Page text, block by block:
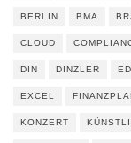
BERLIN BMA
CLOUD
DIN DINZLER
EXCEL
KONZERT